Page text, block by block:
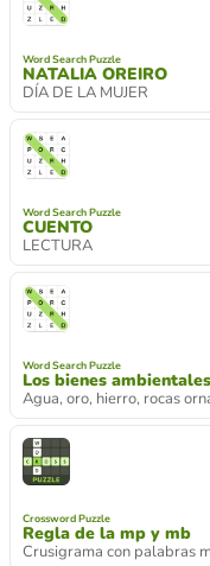
Word Search Puzzle
NATALIA OREIRO
DÍA DE LA MUJER
Word Search Puzzle
CUENTO
LECTURA
Word Search Puzzle
Los bienes
Agua, oro, hierro, rocas
Crossword Puzzle
Regla de la mp y mb
Crusigrama con palabras